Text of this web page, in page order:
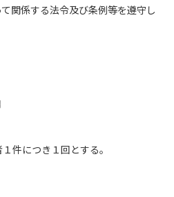
関係する法令及び条例等を遵守し
件につき１回とする。